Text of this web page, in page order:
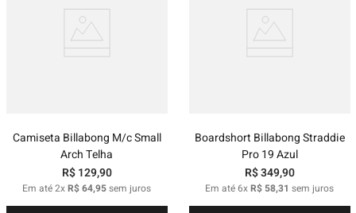
Camiseta Billabong M/c Small
Arch Telha
R$ 129,90
Em até2xR$64,95sem juros
Boardshort Billabong Straddie
Pro 19 Azul
R$349,90
Em até6xR$ 58,31 sem juros